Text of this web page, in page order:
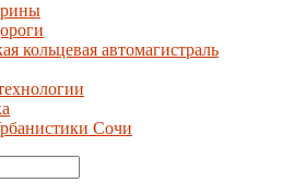
кольцевая автомагистраль
Сочи